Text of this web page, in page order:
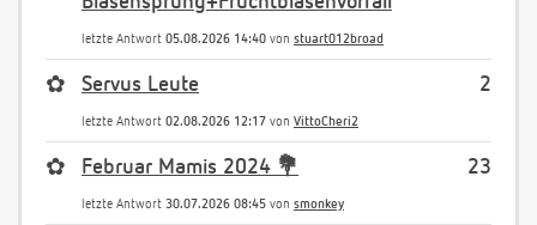
letzte Antwort 05.08.2026 14:40 von stuart012broad
2
✿ Servus Leute
letzte Antwort 02.08.2026 12:17 von VittoCheri2
23
✿ Februar Mamis 2024 💐
letzte Antwort 30.07.2026 08:45 von smonkey